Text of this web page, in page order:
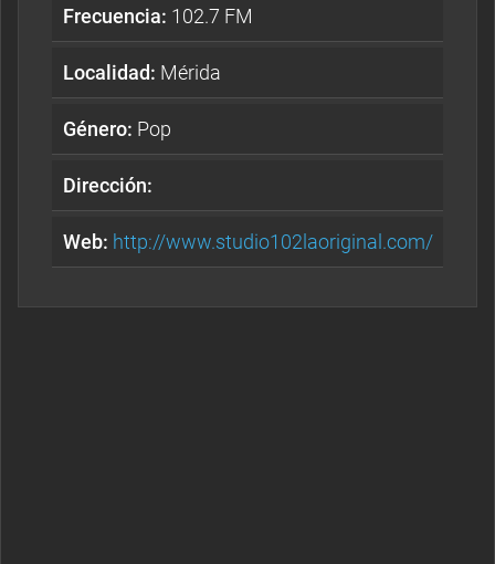
Frecuencia: 102.7 FM
Localidad: Mérida
Género: Pop
Dirección:
Web: http://www.studio102laoriginal.com/